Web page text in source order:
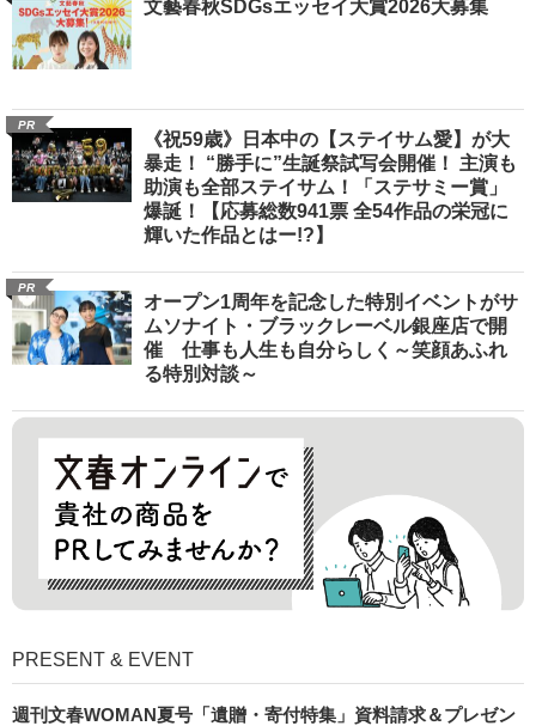
文藝春秋SDGsエッセイ大賞2026大募集
PR
《祝59歳》日本中の【ステイサム愛】が大
暴走！ “勝手に”生誕祭試写会開催！ 主演も
助演も全部ステイサム！「ステサミー賞」
爆誕！【応募総数941票 全54作品の栄冠に
輝いた作品とはー!?】
PR
オープン1周年を記念した特別イベントがサ
ムソナイト・ブラックレーベル銀座店で開
催 仕事も人生も自分らしく～笑顔あふれ
る特別対談～
PRESENT & EVENT
週刊文春WOMAN夏号「遺贈・寄付特集」資料請求＆プレゼン